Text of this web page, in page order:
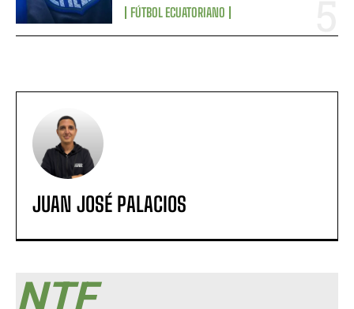
FÚTBOL ECUATORIANO
JUAN JOSÉ PALACIOS
NTF